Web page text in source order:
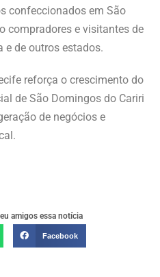
confeccionados em São
compradores e visitantes de
e de outros estados.
reforça o crescimento do
de São Domingos do Cariri
de negócios e
amigos essa notícia
Facebook